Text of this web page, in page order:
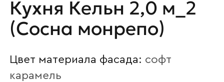
Кухня Кельн 2,0 м_2
(Сосна монрепо)
Цвет материала фасада: софт
карамель
Наименование организации
Ваш email